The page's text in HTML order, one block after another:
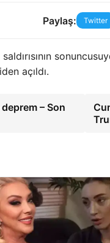
Paylaş: Twitter
açıldı.
– Son